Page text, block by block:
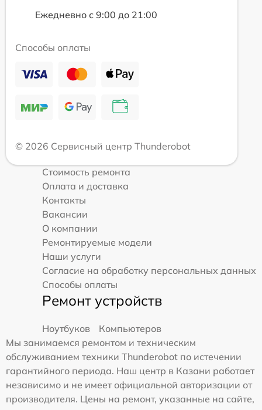
Ежедневно с 9:00 до 21:00
Способы оплаты
© 2026 Сервисный центр Thunderobot
Стоимость ремонта
Оплата и доставка
Контакты
Вакансии
О компании
Ремонтируемые модели
Наши услуги
Согласие на обработку персональных данных
Способы оплаты
Ремонт устройств
Ноутбуков
Компьютеров
Мы занимаемся ремонтом и техническим
обслуживанием техники Thunderobot по истечении
гарантийного периода. Наш центр в Казани работает
независимо и не имеет официальной авторизации от
производителя. Цены на ремонт, указанные на сайте,